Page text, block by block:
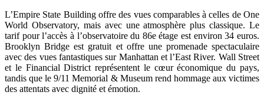
L’Empire State Building offre des vues comparables à celles de One
World Observatory, mais avec une atmosphère plus classique. Le
tarif pour l’accès à l’observatoire du 86e étage est environ 34 euros.
Brooklyn Bridge est gratuit et offre une promenade spectaculaire
avec des vues fantastiques sur Manhattan et l’East River. Wall Street
et le Financial District représentent le cœur économique du pays,
tandis que le 9/11 Memorial & Museum rend hommage aux victimes
des attentats avec dignité et émotion.